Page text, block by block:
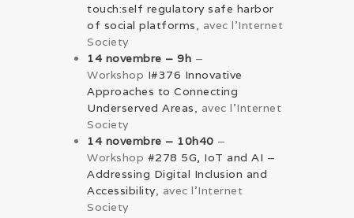
touch:self regulatory safe harbor
of social platforms, avec l’Internet
Society
14 novembre – 9h –
Workshop I#376 Innovative
Approaches to Connecting
Underserved Areas, avec l’Internet
Society
14 novembre – 10h40 –
Workshop #278 5G, IoT and AI –
Addressing Digital Inclusion and
Accessibility, avec l’Internet
Society